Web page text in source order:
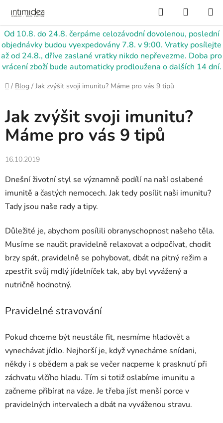
obsah
Od 10.8. do 24.8. čerpáme celozávodní dovolenou, poslední
objednávky budou vyexpedovány 7.8. v 9:00. Vratky posílejte
až od 24.8., dříve zaslané vratky nikdo nepřevezme. Doba pro
vrácení zboží bude automaticky prodloužena o dalších 14 dní.
Hledat
KOŠÍK
Domů
/ Blog / Jak zvýšit svoji imunitu? Máme pro vás 9 tipů
Jak zvýšit svoji imunitu?
Máme pro vás 9 tipů
16.10.2019
Dnešní životní styl se významně podílí na naší oslabené
imunitě a častých nemocech. Jak tedy posílit naši imunitu?
Tady jsou naše rady a tipy.
Důležité je, abychom posílili obranyschopnost našeho těla.
Musíme se naučit pravidelně relaxovat a odpočívat, chodit
brzy spát, pravidelně se pohybovat, dbát na pitný režim a
zpestřit svůj mdlý jídelníček tak, aby byl vyvážený a
nutričně hodnotný.
Pravidelné stravování
Pokud chceme být neustále fit, nesmíme hladovět a
vynechávat jídlo. Nejhorší je, když vynecháme snídani,
někdy i s obědem a pak se večer nacpeme k prasknutí při
záchvatu vlčího hladu. Tím si totiž oslabíme imunitu a
začneme přibírat na váze. Je třeba jíst menší porce v
pravidelných intervalech a dbát na vyváženou stravu.